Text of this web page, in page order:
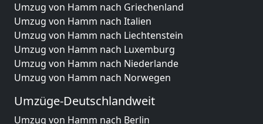
Umzug von Hamm nach Griechenland
Umzug von Hamm nach Italien
Umzug von Hamm nach Liechtenstein
Umzug von Hamm nach Luxemburg
Umzug von Hamm nach Niederlande
Umzug von Hamm nach Norwegen
Umzüge-Deutschlandweit
Umzug von Hamm nach Berlin